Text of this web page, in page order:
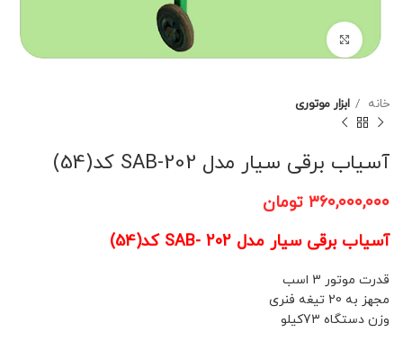
خانه ابزار موتوری
آسیاب برقی سیار مدل SAB-202 کد(54)
۳۶۰,۰۰۰,۰۰۰ تومان
آسیاب برقی سیار مدل SAB- 202 کد(54)
قدرت موتور 3 اسب
مجهز به 20 تیغه فنری
وزن دستگاه 73کیلو